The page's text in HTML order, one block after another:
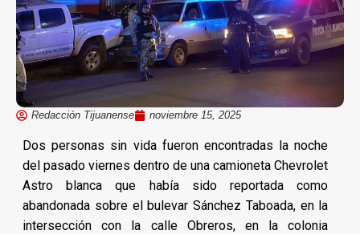
Redacción Tijuanense noviembre 15, 2025
Dos personas sin vida fueron encontradas la noche
del pasado viernes dentro de una camioneta Chevrolet
Astro blanca que había sido reportada como
abandonada sobre el bulevar Sánchez Taboada, en la
intersección con la calle Obreros, en la colonia